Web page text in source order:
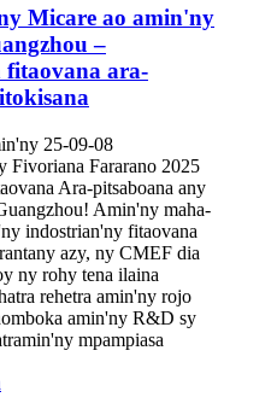
Micare ao amin'ny
–
ara-
25-09-08
Fivoriana Fararano 2025
Ara-pitsaboana any
Amin'ny maha-
indostrian'ny fitaovana
azy, ny CMEF dia
ny rohy tena ilaina
rehetra amin'ny rojo
amin'ny R&D sy
mpampiasa